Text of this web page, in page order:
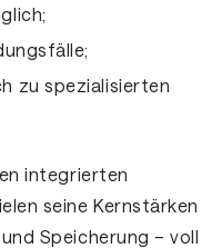
zu spezialisierten
integrierten
seine Kernstärken
Speicherung – voll